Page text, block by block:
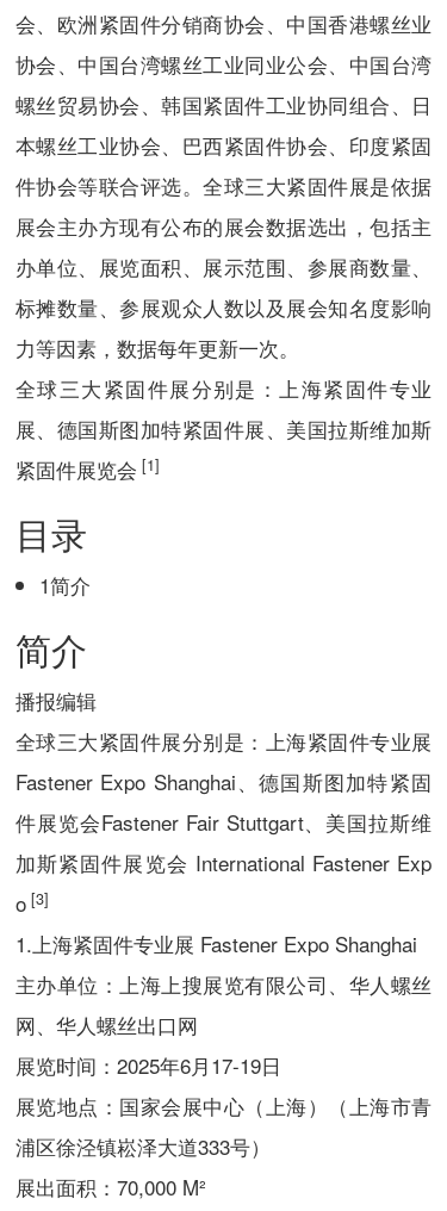
会、欧洲紧固件分销商协会、中国香港螺丝业
协会、中国台湾螺丝工业同业公会、中国台湾
螺丝贸易协会、韩国紧固件工业协同组合、日
本螺丝工业协会、巴西紧固件协会、印度紧固
件协会等联合评选。全球三大紧固件展是依据
展会主办方现有公布的展会数据选出，包括主
办单位、展览面积、展示范围、参展商数量、
标摊数量、参展观众人数以及展会知名度影响
力等因素，数据每年更新一次。
全球三大紧固件展分别是：上海紧固件专业
展、德国斯图加特紧固件展、美国拉斯维加斯
紧固件展览会 [1]
目录
1简介
简介
播报编辑
全球三大紧固件展分别是：上海紧固件专业展
Fastener Expo Shanghai、德国斯图加特紧固
件展览会Fastener Fair Stuttgart、美国拉斯维
加斯紧固件展览会 International Fastener Exp
o [3]
1.上海紧固件专业展 Fastener Expo Shanghai
主办单位：上海上搜展览有限公司、华人螺丝
网、华人螺丝出口网
展览时间：2025年6月17-19日
展览地点：国家会展中心（上海）（上海市青
浦区徐泾镇崧泽大道333号）
展出面积：70,000 M²